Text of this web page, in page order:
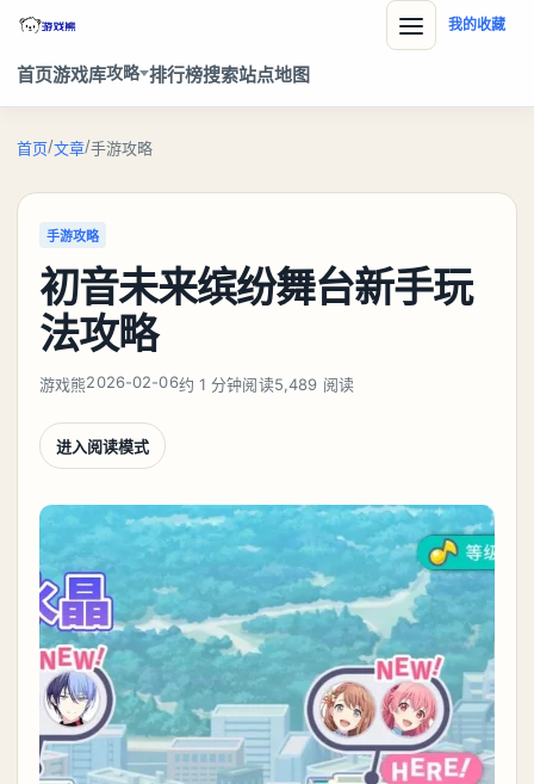
首页游戏库攻略 排行榜搜索站点地图
我的收藏
首页/文章/手游攻略
手游攻略
初音未来缤纷舞台新手玩
法攻略
游戏熊2026-02-06约 1 分钟阅读5,489 阅读
进入阅读模式